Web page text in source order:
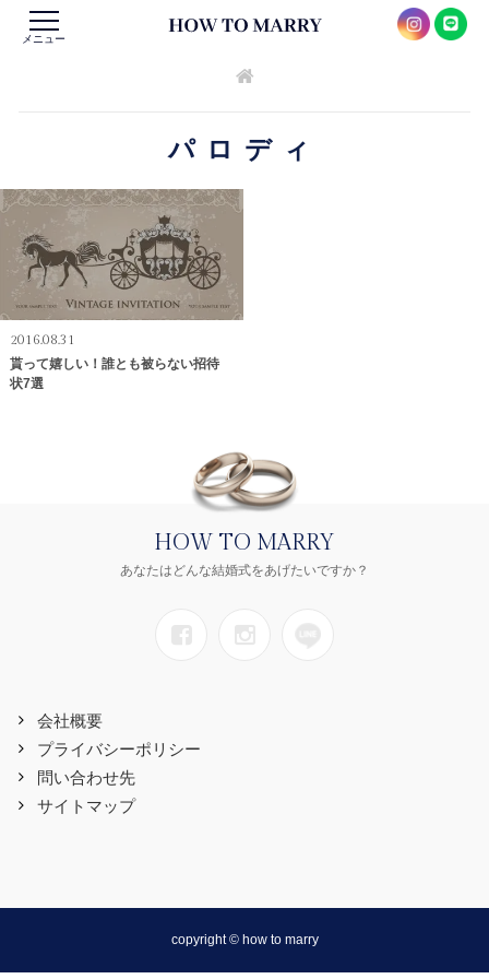
メニュー
パロディ
2016.08.31
貰って嬉しい！誰とも被らない招待
状7選
HOW TO MARRY
あなたはどんな結婚式をあげたいですか？
会社概要
プライバシーポリシー
問い合わせ先
サイトマップ
copyright © how to marry